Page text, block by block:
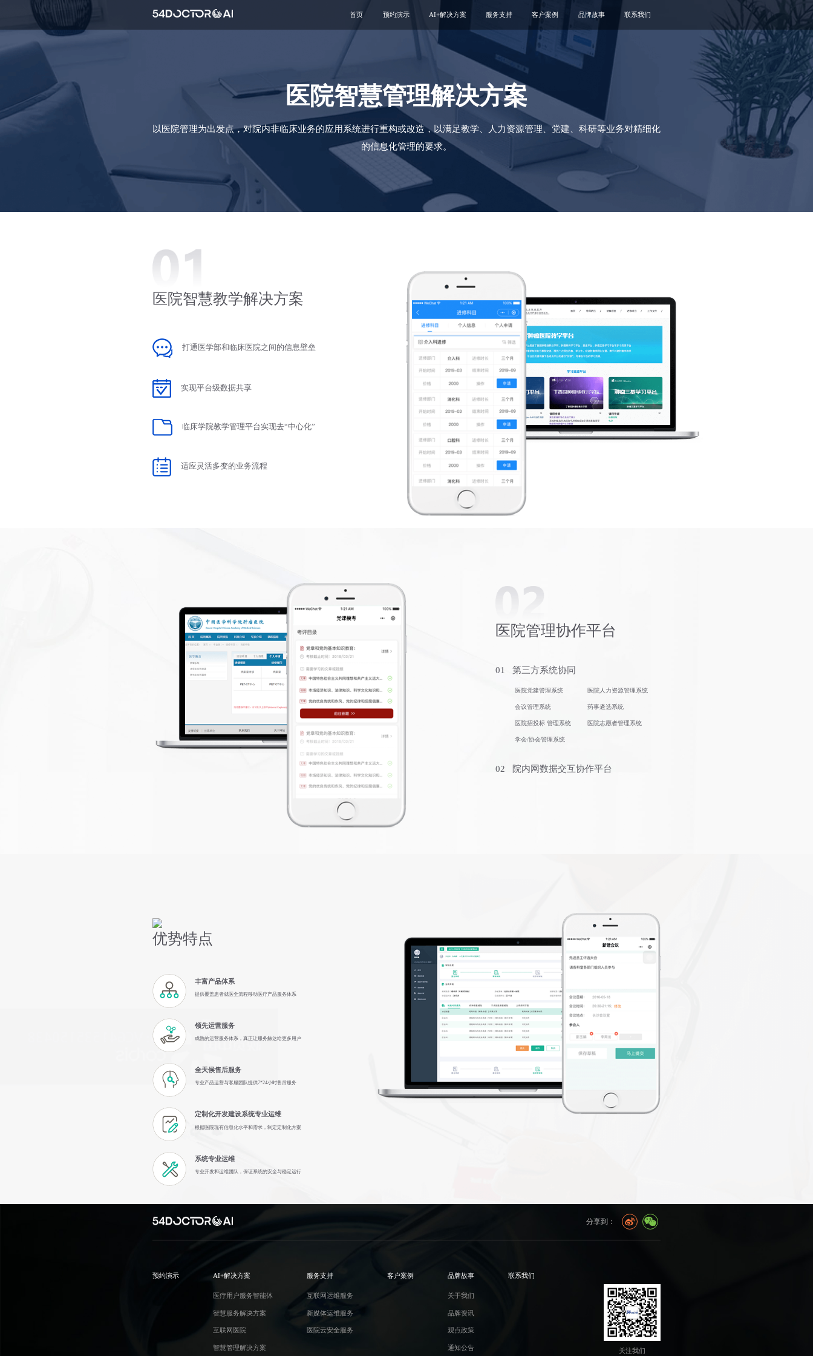
首页 预约演示 AI+解决方案
医疗用户服务智能体
智慧服务解决方案
互联网医院
智慧管理解决方案
专科互联网工具
服务支持
互联网运维服务
新媒体运维服务
医院云安全服务
客户案例 品牌故事
关于我们
联系我们
医院智慧管理解决方案
以医院管理为出发点，对院内非临床业务的应用系统进行重构或改造，以满足教学、人力资源管理、党建、科研等业务对精细化
的信息化管理的要求。
医院智慧教学解决方案
打通医学部和临床医院之间的信息壁垒
实现平台级数据共享
临床学院教学管理平台实现去“中心化”
适应灵活多变的业务流程
医院管理协作平台
01 第三方系统协同
医院党建管理系统 医院人力资源管理系统
会议管理系统 药事遴选系统
医院招投标 管理系统 医院志愿者管理系统
学会/协会管理系统
02 院内网数据交互协作平台
优势特点
丰富产品体系
提供覆盖患者就医全流程移动医疗产品服务体系
领先运营服务
成熟的运营服务体系，真正让服务触达给更多用户
全天候售后服务
专业产品运营与客服团队提供7*24小时售后服务
定制化开发建设系统专业运维
根据医院现有信息化水平和需求，制定定制化方案
系统专业运维
专业开发和运维团队，保证系统的安全与稳定运行
分享到：
预约演示 AI+解决方案
医疗用户服务智能体
智慧服务解决方案
互联网医院
智慧管理解决方案
服务支持
互联网运维服务
新媒体运维服务
医院云安全服务
客户案例 品牌故事
关于我们
品牌资讯
观点政策
通知公告
联系我们
关注我们